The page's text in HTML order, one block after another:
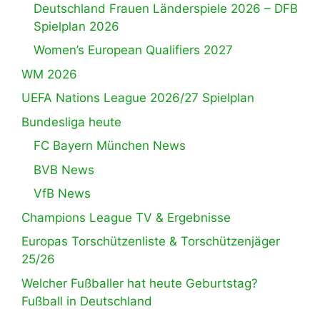
Deutschland Frauen Länderspiele 2026 – DFB
Spielplan 2026
Women’s European Qualifiers 2027
WM 2026
UEFA Nations League 2026/27 Spielplan
Bundesliga heute
FC Bayern München News
BVB News
VfB News
Champions League TV & Ergebnisse
Europas Torschützenliste & Torschützenjäger
25/26
Welcher Fußballer hat heute Geburtstag?
Fußball in Deutschland